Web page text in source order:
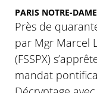
PARIS NOTRE-
Près de
par Mgr Marcel
(FSSPX)
mandat